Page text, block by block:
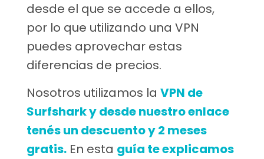
desde el que se accede a ellos,
por lo que utilizando una VPN
puedes aprovechar estas
diferencias de precios.
Nosotros utilizamos la VPN de
Surfshark y desde nuestro enlace
tenés un descuento y 2 meses
gratis. En esta guía te explicamos